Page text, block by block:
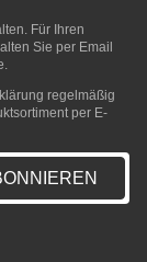
Für Ihren
Sie per Email
regelmäßig
per E-